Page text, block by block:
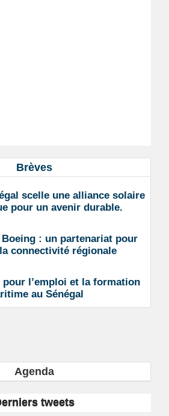
Brèves
scelle une alliance solaire
pour un avenir durable.
: un partenariat pour
connectivité régionale
pour l’emploi et la formation
au Sénégal
Agenda
tweets